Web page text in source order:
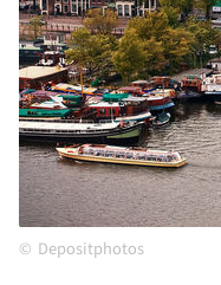
Depositphotos